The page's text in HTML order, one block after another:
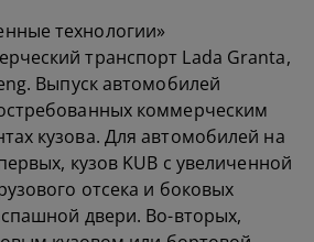
технологии»
транспорт Lada Granta,
Выпуск автомобилей
коммерческим
кузова. Для автомобилей на
кузов KUB с увеличенной
отсека и боковых
двери. Во-вторых,